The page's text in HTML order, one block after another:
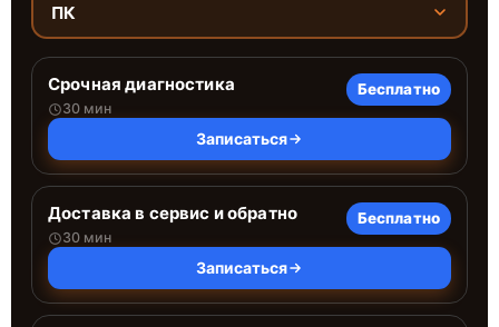
ПК
Срочная диагностика
30 мин
Бесплатно
Записаться
Доставка в сервис и обратно
30 мин
Бесплатно
Записаться